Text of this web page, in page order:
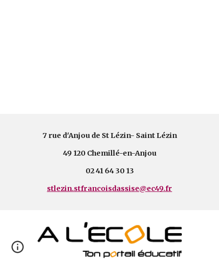
7 rue d'Anjou de St Lézin- Saint Lézin
49 120 Chemillé-en-Anjou
02 41 64 30 13
stlezin.stfrancoisdassise@ec49.fr